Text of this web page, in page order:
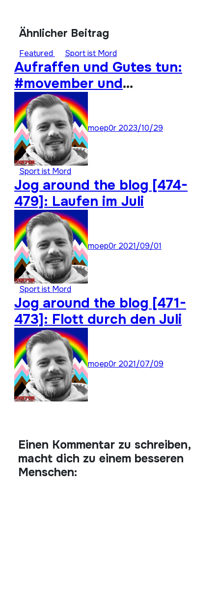
Ähnlicher Beitrag
Featured Sport ist Mord
Aufraffen und Gutes tun:
#movember und
#moep0rthon 2023
moep0r 2023/10/29
Sport ist Mord
Jog around the blog [474-
479]: Laufen im Juli
moep0r 2021/09/01
Sport ist Mord
Jog around the blog [471-
473]: Flott durch den Juli
moep0r 2021/07/09
Einen Kommentar zu schreiben,
macht dich zu einem besseren
Menschen: